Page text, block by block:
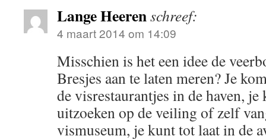
Lange Heerenschreef:
4 maart 2014 om 14:09
Misschien is het een idee de
Bresjes aan te laten meren? Je
de visrestaurantjes in de haven,
uitzoeken op de veiling of zelf
vismuseum, je kunt tot laat in de